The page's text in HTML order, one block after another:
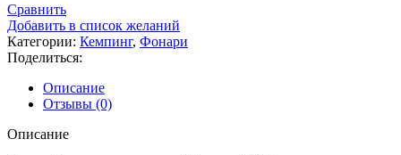
Сравнить
Добавить в список желаний
Категории: Кемпинг, Фонари
Поделиться:
Описание
Отзывы (0)
Описание